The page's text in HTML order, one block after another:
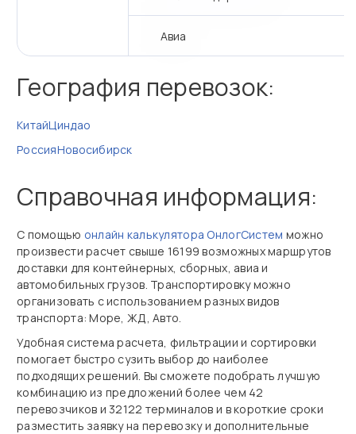
Авиа
География перевозок:
КитайЦиндао
РоссияНовосибирск
Справочная информация:
С помощью онлайн калькулятора ОнлогСистем можно
произвести расчет свыше 16199 возможных маршрутов
доставки для контейнерных, сборных, авиа и
автомобильных грузов. Транспортировку можно
организовать с использованием разных видов
транспорта: Море, ЖД, Авто.
Удобная система расчета, фильтрации и сортировки
помогает быстро сузить выбор до наиболее
подходящих решений. Вы сможете подобрать лучшую
комбинацию из предложений более чем 42
перевозчиков и 32122 терминалов и в короткие сроки
разместить заявку на перевозку и дополнительные